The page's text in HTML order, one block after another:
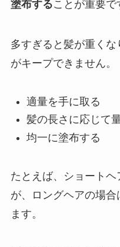
塗布することが重要で
多すぎると髪が重く
がキープできません。
適量を手に取る
髪の長さに応じて
均一に塗布する
たとえば、ショート
が、ロングヘアの場
ます。